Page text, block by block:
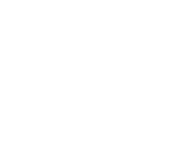
O que é gestão de
O gerenciamento de estoque no
sistemas e processos que você